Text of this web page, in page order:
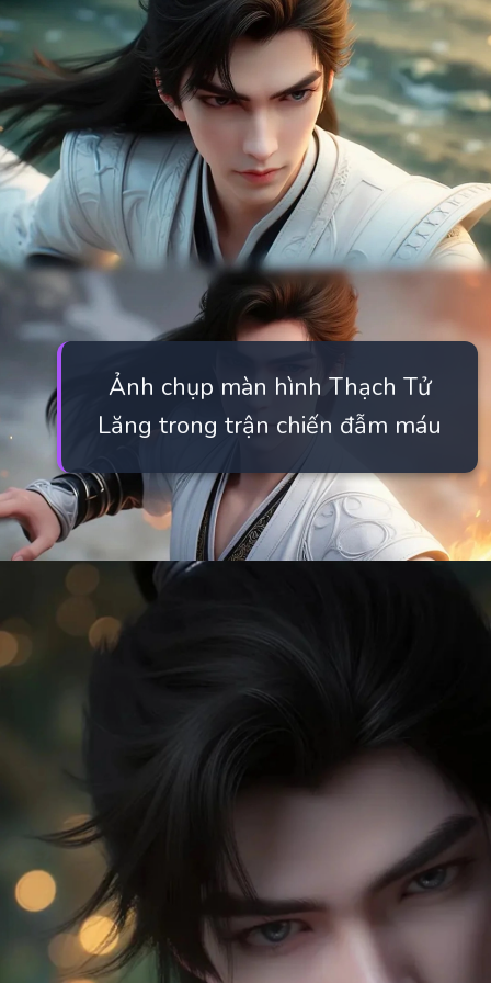
Ảnh chụp màn hình Thạch Tử
Lăng trong trận chiến đẫm máu
https://manhua.edu.vn/thach-tu-lang